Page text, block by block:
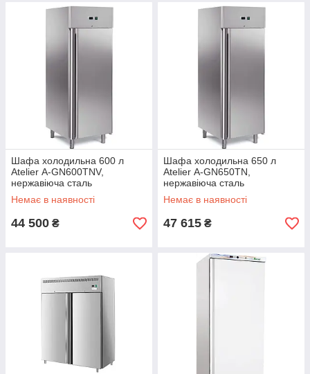
Шафа холодильна 600 л
Atelier А-GN600TNV,
нержавіюча сталь
Немає в наявності
44 500 ₴
Шафа холодильна 650 л
Atelier А-GN650TN,
нержавіюча сталь
Немає в наявності
47 615 ₴